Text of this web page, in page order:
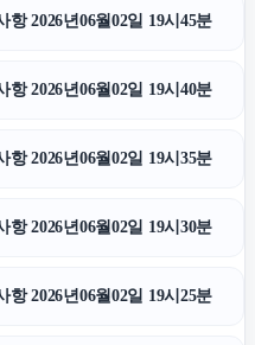
2026년06월02일 19시45분
2026년06월02일 19시40분
2026년06월02일 19시35분
2026년06월02일 19시30분
2026년06월02일 19시25분